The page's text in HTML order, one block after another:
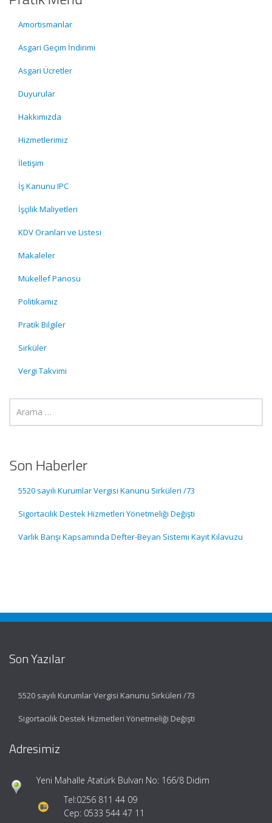
Amortismanlar
Asgari Geçim İndirimi
Asgari Ücretler
Duyurular
Hakkımızda
Hizmetlerimiz
İletişim
İş Kanunu IPC
İşçilik Maliyetleri
KDV Oranları ve Listesi
Makaleler
Mükellef Panosu
Politikamız
Pratik Bilgiler
Sirküler
Vergi Takvimi
Son Haberler
5520 sayılı Kurumlar Vergisi Kanunu Sirküleri /73
Sigortacılık Destek Hizmetleri Yönetmeliği Değişti
Varlık Barışı Kapsamında Defter-Beyan Sistemi Kayıt Kılavuzu
Son Yazılar
5520 sayılı Kurumlar Vergisi Kanunu Sirküleri /73
Sigortacılık Destek Hizmetleri Yönetmeliği Değişti
Adresimiz
Yeni Mahalle Atatürk Bulvarı No: 166/8 Didim
Tel:0256 811 44 09
Cep: 0533 544 47 11